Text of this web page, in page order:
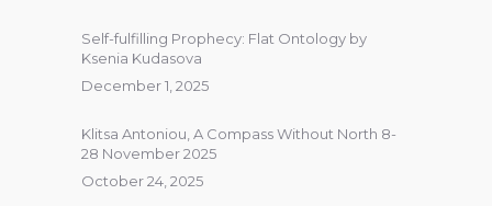
Self-fulfilling Prophecy: Flat Ontology by
Ksenia Kudasova
December 1, 2025
Klitsa Antoniou, A Compass Without North 8-
28 November 2025
October 24, 2025